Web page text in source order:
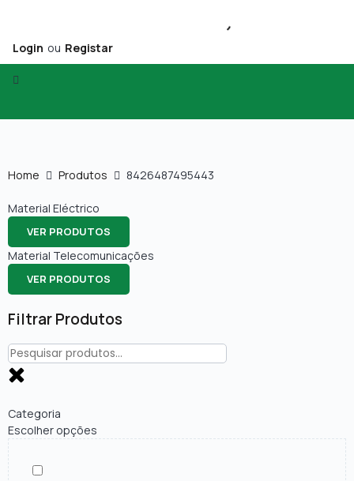
Login ou Registar
Home Produtos 8426487495443
Filtrar Produtos
Categoria
Escolher opções
Material Eléctrico
VER PRODUTOS
Material Telecomunicações
VER PRODUTOS